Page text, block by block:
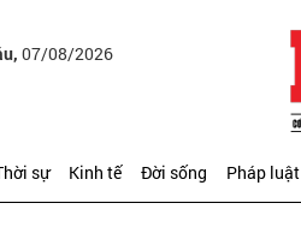
07/08/2026
sự Kinh tế Đời sống Pháp luật